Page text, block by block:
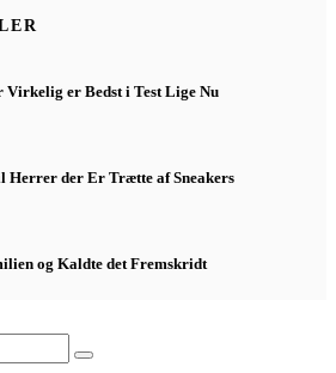
Virkelig er Bedst i Test Lige Nu
Herrer der Er Trætte af Sneakers
og Kaldte det Fremskridt